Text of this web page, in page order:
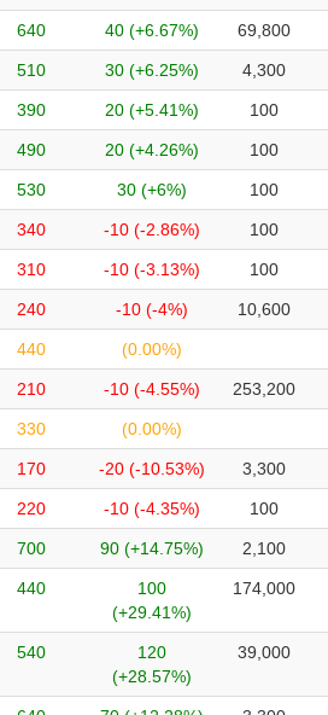
640 40 (+6.67%) 69,800
510 30 (+6.25%) 4,300
390 20 (+5.41%) 100
490 20 (+4.26%) 100
530 30 (+6%) 100
340 -10 (-2.86%) 100
310 -10 (-3.13%) 100
240 -10 (-4%) 10,600
440 (0.00%)
210 -10 (-4.55%) 253,200
330 (0.00%)
170 -20 (-10.53%) 3,300
220 -10 (-4.35%) 100
700 90 (+14.75%) 2,100
440
100
(+29.41%)
174,000
540
120
(+28.57%)
39,000